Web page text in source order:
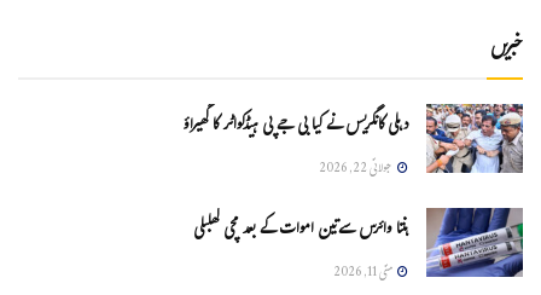
خبریں
دہلی کانگریس نے کیا بی جے پی ہیڈکواٹر کا گھیراؤ
جولائی 22, 2026
ہنتا وائرس سےتین اموات کے بعد مچی کھلبلی
مئی 11, 2026